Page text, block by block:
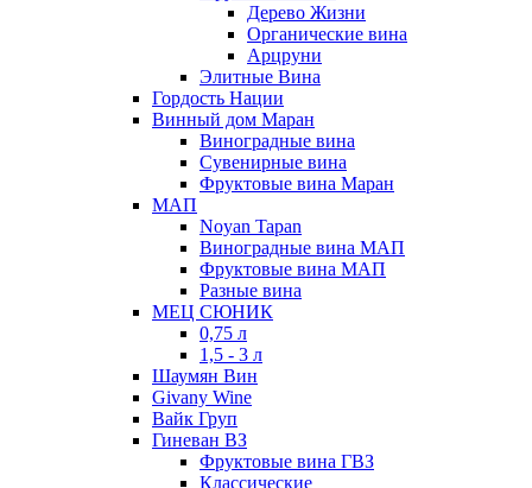
Дерево Жизни
Органические вина
Арцруни
Элитные Вина
Гордость Нации
Винный дом Маран
Виноградные вина
Сувенирные вина
Фруктовые вина Маран
МАП
Noyan Tapan
Виноградные вина МАП
Фруктовые вина МАП
Разные вина
МЕЦ СЮНИК
0,75 л
1,5 - 3 л
Шаумян Вин
Givany Wine
Вайк Груп
Гиневан ВЗ
Фруктовые вина ГВЗ
Классические